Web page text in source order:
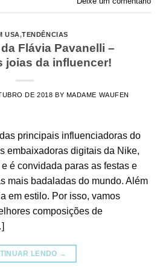
USA,TENDÊNCIAS
Flávia Pavanelli –
joias da influencer!
DE 2018 BY MADAME WAUFEN
principais influenciadoras do
embaixadoras digitais da Nike,
é convidada paras as festas e
mais badaladas do mundo. Além
em estilo. Por isso, vamos
composições de
LENDO →